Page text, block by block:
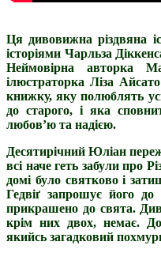
Ця дивовижна різдвяна
історіями Чарльза
Неймовірна авторка
ілюстраторка Ліза
книжку, яку полюблять
до старого, і яка
любов’ю та надією.
Десятирічний Юліан
всі наче геть забули про
домі було святково і
Гедвіґ запрошує його
прикрашено до свята.
крім них двох, немає.
якийсь загадковий